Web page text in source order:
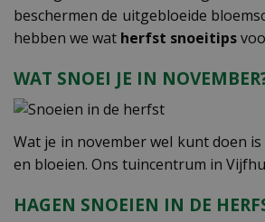
beschermen de uitgebloeide
hebben we wat herfst snoeitips
WAT SNOEI JE IN
Wat je in november wel kunt doen
en bloeien. Ons tuincentrum in
HAGEN SNOEIEN IN DE